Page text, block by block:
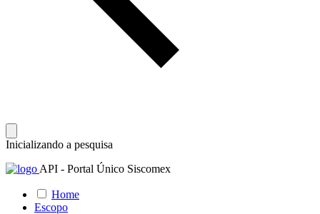
Inicializando a pesquisa
API - Portal Único Siscomex
Home
Escopo